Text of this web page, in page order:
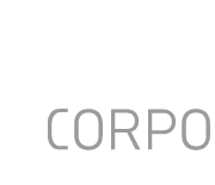
número
medio